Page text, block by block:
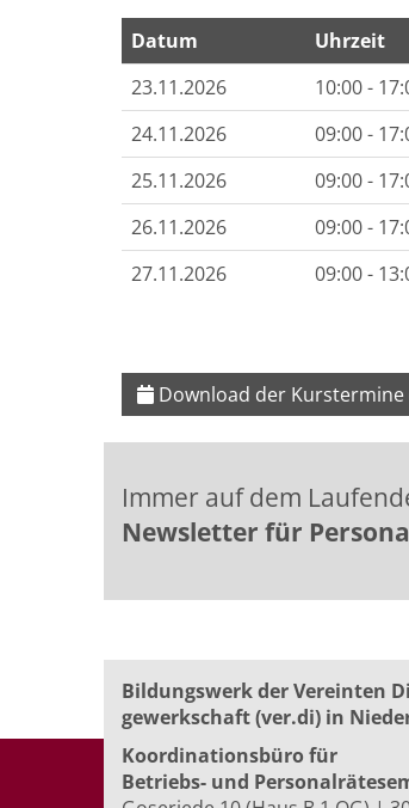
Termine zum dieser Kurs
Datum Uhrzeit
23.11.2026
10:00 -
24.11.2026
09:00 -
25.11.2026
09:00 -
26.11.2026
09:00 -
27.11.2026
09:00 -
Download der Kurstermine
Immer auf dem
Newsletter für
Bildungswerk der Vereinten
ge­werk­schaft (ver.di) in
Koordinationsbüro für
Betriebs- und